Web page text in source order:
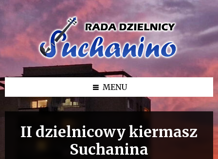
Przejdź
Przejdź
bocznego
Przejdź
MENU
II dzielnicowy kiermasz
Suchanina